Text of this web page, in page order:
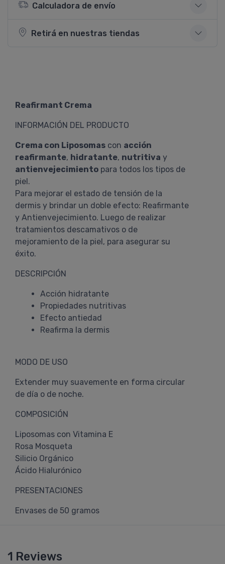
Calculadora de envío
Retirá en nuestras tiendas
Reafirmant Crema
INFORMACIÓN DEL PRODUCTO
Crema con Liposomas con acción
reafirmante, hidratante, nutritiva y
antienvejecimiento para todos los tipos de
piel.
Para mejorar el estado de tensión de la
dermis y brindar un doble efecto: Reafirmante
y Antienvejecimiento. Luego de realizar
tratamientos descamativos o de
mejoramiento de la piel, para asegurar su
éxito.
DESCRIPCIÓN
Acción hidratante
Propiedades nutritivas
Efecto antiedad
Reafirma la dermis
MODO DE USO
Extender muy suavemente en forma circular
de día o de noche.
COMPOSICIÓN
Liposomas con Vitamina E
Rosa Mosqueta
Silicio Orgánico
Ácido Hialurónico
PRESENTACIONES
Envases de 50 gramos
1 Reviews